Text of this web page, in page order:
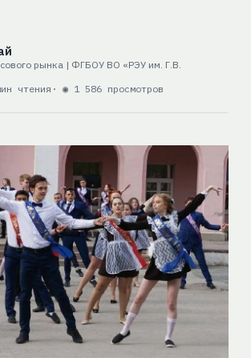
рынка | ФГБОУ ВО «РЭУ им. Г.В.
чтения · ◉ 1 586 просмотров